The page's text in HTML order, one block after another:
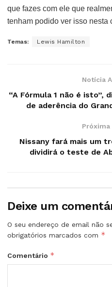
que fazes com ele que
tenham podido ver isso nesta
Temas: Lewis Hamilton
Notícia
“A Fórmula 1 não é isto”,
de aderência do
Próxima
Nissany fará mais um
dividirá o teste de
Deixe um
O seu endereço de email não
obrigatórios marcados com *
Comentário *